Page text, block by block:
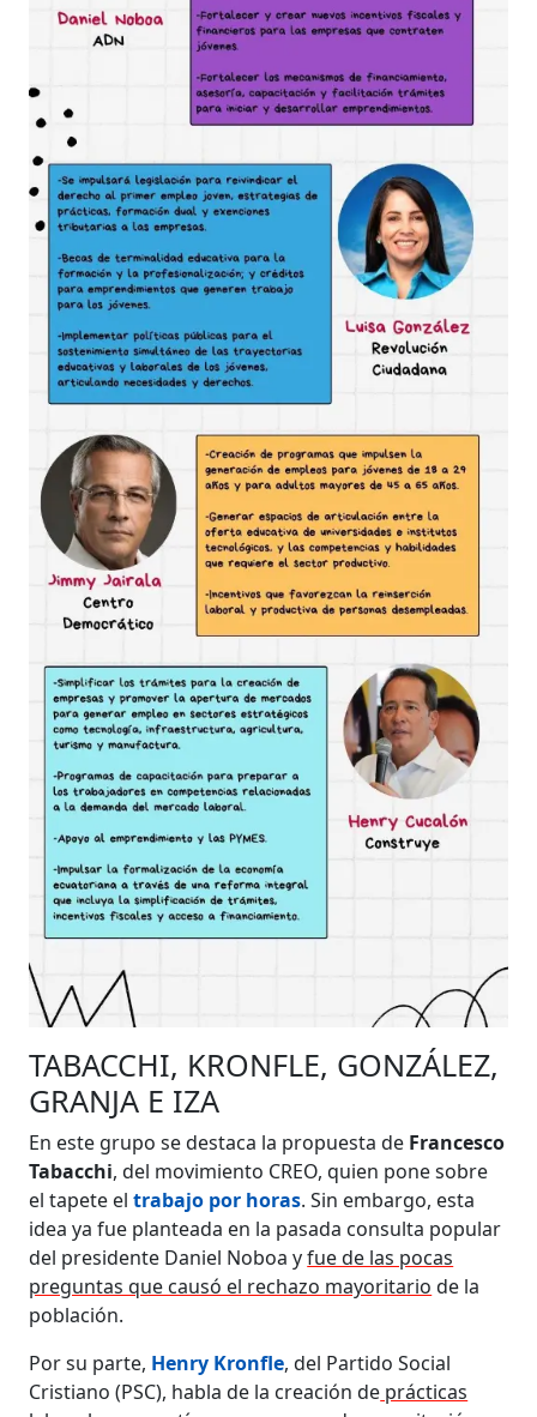
TABACCHI, KRONFLE, GONZÁLEZ,
GRANJA E IZA
En este grupo se destaca la propuesta de Francesco
Tabacchi, del movimiento CREO, quien pone sobre
el tapete el trabajo por horas. Sin embargo, esta
idea ya fue planteada en la pasada consulta popular
del presidente Daniel Noboa yfue de las pocas
preguntas que causó el rechazo mayoritario de la
población.
Por su parte, Henry Kronfle, del Partido Social
Cristiano (PSC), habla de la creación de prácticas